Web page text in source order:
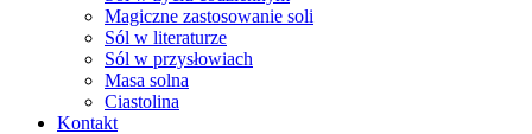
Magiczne zastosowanie soli
Sól w literaturze
Sól w przysłowiach
Masa solna
Ciastolina
Kontakt